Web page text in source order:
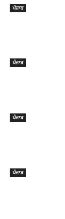
ਪੰਜਾਬ
ਪੰਜਾਬ
ਪੰਜਾਬ
ਪੰਜਾਬ